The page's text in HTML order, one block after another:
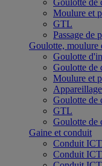
Goulotte de
Moulure et
GTL
Passage de
Goulotte, moulure
Goulotte
Goulotte de
Moulure et
Appareillage
Goulotte de
GTL
Goulotte de
Gaine et conduit
Conduit
Conduit